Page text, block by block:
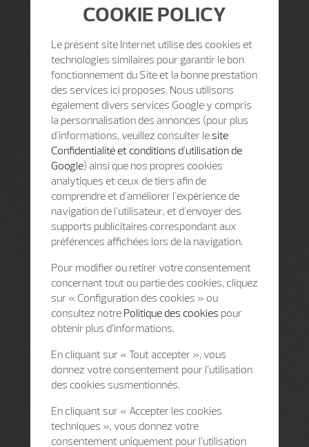
COOKIE POLICY
Le présent site Internet utilise des cookies et
technologies similaires pour garantir le bon
fonctionnement du Site et la bonne prestation
des services ici proposes. Nous utilisons
également divers services Google y compris
la personnalisation des annonces (pour plus
d'informations, veuillez consulter le site
Confidentialité et conditions d'utilisation de
Google) ainsi que nos propres cookies
analytiques et ceux de tiers afin de
comprendre et d'améliorer l'expérience de
navigation de l'utilisateur, et d'envoyer des
supports publicitaires correspondant aux
préférences affichées lors de la navigation.
Pour modifier ou retirer votre consentement
concernant tout ou partie des cookies, cliquez
sur « Configuration des cookies » ou
consultez notre Politique des cookies pour
obtenir plus d’informations.
En cliquant sur « Tout accepter », vous
donnez votre consentement pour l’utilisation
des cookies susmentionnés.
En cliquant sur « Accepter les cookies
techniques », vous donnez votre
consentement uniquement pour l’utilisation